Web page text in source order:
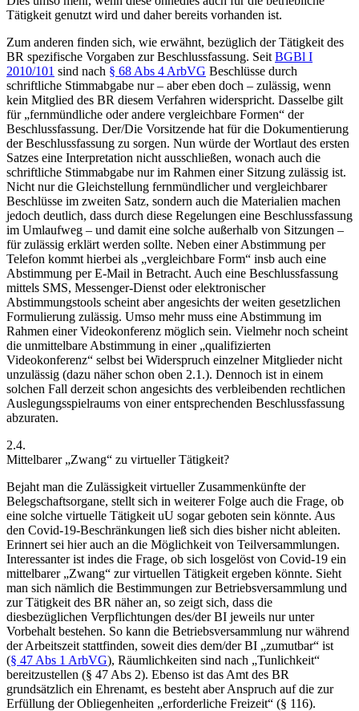
Tätigkeit genutzt wird und daher bereits vorhanden ist.
Zum anderen finden sich, wie erwähnt, bezüglich der Tätigkeit des
BR spezifische Vorgaben zur Beschlussfassung. Seit BGBl I
2010/101 sind nach § 68 Abs 4 ArbVG Beschlüsse durch
schriftliche Stimmabgabe nur – aber eben doch – zulässig, wenn
kein Mitglied des BR diesem Verfahren widerspricht. Dasselbe gilt
für „fernmündliche oder andere vergleichbare Formen“ der
Beschlussfassung. Der/Die Vorsitzende hat für die Dokumentierung
der Beschlussfassung zu sorgen. Nun würde der Wortlaut des ersten
Satzes eine Interpretation nicht ausschließen, wonach auch die
schriftliche Stimmabgabe nur im Rahmen einer Sitzung zulässig ist.
Nicht nur die Gleichstellung fernmündlicher und vergleichbarer
Beschlüsse im zweiten Satz, sondern auch die Materialien machen
jedoch deutlich, dass durch diese Regelungen eine Beschlussfassung
im Umlaufweg – und damit eine solche außerhalb von Sitzungen –
für zulässig erklärt werden sollte. Neben einer Abstimmung per
Telefon kommt hierbei als „vergleichbare Form“ insb auch eine
Abstimmung per E-Mail in Betracht. Auch eine Beschlussfassung
mittels SMS, Messenger-Dienst oder elektronischer
Abstimmungstools scheint aber angesichts der weiten gesetzlichen
Formulierung zulässig. Umso mehr muss eine Abstimmung im
Rahmen einer Videokonferenz möglich sein. Vielmehr noch scheint
die unmittelbare Abstimmung in einer „qualifizierten
Videokonferenz“ selbst bei Widerspruch einzelner Mitglieder nicht
unzulässig (dazu näher schon oben 2.1.). Dennoch ist in einem
solchen Fall derzeit schon angesichts des verbleibenden rechtlichen
Auslegungsspielraums von einer entsprechenden Beschlussfassung
abzuraten.
2.4.
Mittelbarer „Zwang“ zu virtueller Tätigkeit?
Bejaht man die Zulässigkeit virtueller Zusammenkünfte der
Belegschaftsorgane, stellt sich in weiterer Folge auch die Frage, ob
eine solche virtuelle Tätigkeit uU sogar geboten sein könnte. Aus
den Covid-19-Beschränkungen ließ sich dies bisher nicht ableiten.
Erinnert sei hier auch an die Möglichkeit von Teilversammlungen.
Interessanter ist indes die Frage, ob sich losgelöst von Covid-19 ein
mittelbarer „Zwang“ zur virtuellen Tätigkeit ergeben könnte. Sieht
man sich nämlich die Bestimmungen zur Betriebsversammlung und
zur Tätigkeit des BR näher an, so zeigt sich, dass die
diesbezüglichen Verpflichtungen des/der BI jeweils nur unter
Vorbehalt bestehen. So kann die Betriebsversammlung nur während
der Arbeitszeit stattfinden, soweit dies dem/der BI „zumutbar“ ist
(§ 47 Abs 1 ArbVG), Räumlichkeiten sind nach „Tunlichkeit“
bereitzustellen (§ 47 Abs 2). Ebenso ist das Amt des BR
grundsätzlich ein Ehrenamt, es besteht aber Anspruch auf die zur
Erfüllung der Obliegenheiten „erforderliche Freizeit“ (§ 116).